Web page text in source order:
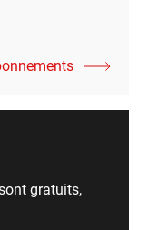
gratuits,